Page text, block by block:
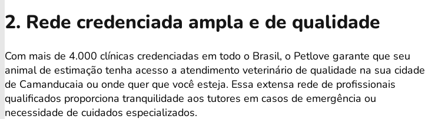
2. Rede credenciada ampla e de qualidade
Com mais de 4.000 clínicas credenciadas em todo o Brasil, o Petlove garante que seu
animal de estimação tenha acesso a atendimento veterinário de qualidade na sua cidade
de Camanducaia ou onde quer que você esteja. Essa extensa rede de profissionais
qualificados proporciona tranquilidade aos tutores em casos de emergência ou
necessidade de cuidados especializados.